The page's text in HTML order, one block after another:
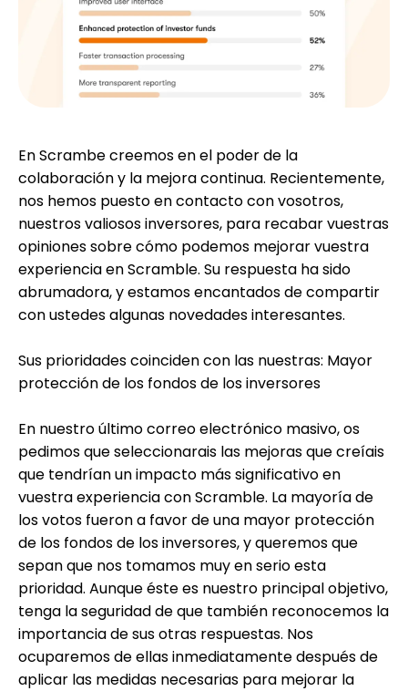
Historial de Rondas
Contáctenos
Ayuda
Mi Cuenta
Obtener financiación
ask@scrambleup.com
+372 712 2955
En Scrambe creemos en el poder de la
colaboración y la mejora continua. Recientemente,
nos hemos puesto en contacto con vosotros,
nuestros valiosos inversores, para recabar vuestras
opiniones sobre cómo podemos mejorar vuestra
experiencia en Scramble. Su respuesta ha sido
abrumadora, y estamos encantados de compartir
con ustedes algunas novedades interesantes.
Sus prioridades coinciden con las nuestras: Mayor
protección de los fondos de los inversores
En nuestro último correo electrónico masivo, os
pedimos que seleccionarais las mejoras que creíais
que tendrían un impacto más significativo en
vuestra experiencia con Scramble. La mayoría de
los votos fueron a favor de una mayor protección
de los fondos de los inversores, y queremos que
sepan que nos tomamos muy en serio esta
prioridad. Aunque éste es nuestro principal objetivo,
tenga la seguridad de que también reconocemos la
importancia de sus otras respuestas. Nos
ocuparemos de ellas inmediatamente después de
aplicar las medidas necesarias para mejorar la